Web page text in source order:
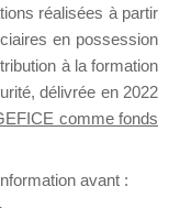
jour
de
réalisées à partir
en possession
à la formation
délivrée en 2022
comme fonds
avant :